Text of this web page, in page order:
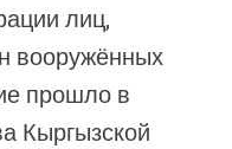
лиц,
вооружённых
прошло в
Кыргызской